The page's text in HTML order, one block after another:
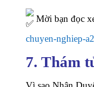
Mời bạn đọc
chuyen-nghiep-
7. Thám